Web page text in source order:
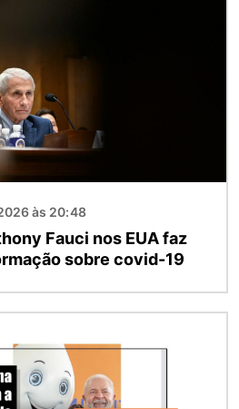
às 20:48
Fauci nos EUA faz
sobre covid-19